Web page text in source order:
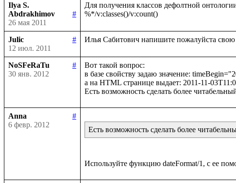
Ilya S.
Abdrakhimov
#
26 мая 2011
Для получения классов дефолтной
Julic
#
12 июл. 2011
NoSFeRaTu
#
30 янв. 2012
Вот такой вопрос:
в базе свойству задаю значение:
а на HTML странице выдает: 2011-11-
Anna
#
6 февр. 2012
Есть возможность сделать более